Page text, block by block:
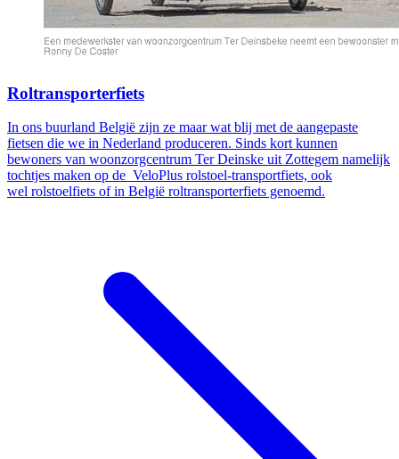
Roltransporterfiets
In ons buurland België zijn ze maar wat blij met de aangepaste
fietsen die we in Nederland produceren. Sinds kort kunnen
bewoners van woonzorgcentrum Ter Deinske uit Zottegem namelijk
tochtjes maken op de VeloPlus rolstoel-transportfiets, ook
wel rolstoelfiets of in België roltransporterfiets genoemd.